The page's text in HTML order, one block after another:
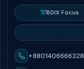
BDIX Focus
+8801406666328